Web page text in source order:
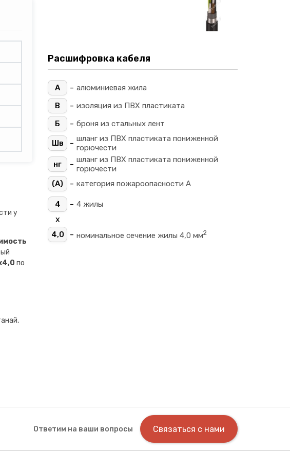
у
по
Расшифровка кабеля
А - алюминиевая жила
В
- изоляция из ПВХ пластиката
Б
- броня из стальных лент
Шв - шланг из ПВХ пластиката пониженной
горючести
нг
- шланг из ПВХ пластиката пониженной
горючести
(A)
- категория пожароопасности A
4 - 4 жилы
х
4,0 - номинальное сечение жилы 4,0 мм2
Ответим на ваши вопросы Связаться с нами